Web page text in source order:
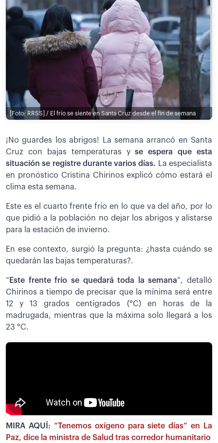
[Foto: RRSS] / El frío se siente en Santa Cruz desde el fin de semana
¡No guardes los abrigos! La semana arrancó en Santa
Cruz con bajas temperaturas yse espera que esta
situación se registre durante varios días. La especialista
en pronóstico Cristina Chirinos explicó cómo estará el
clima esta semana.
Este es el cuarto frente frío en lo que va del año, por lo
que pidió a la población no dejar los abrigos y alistarse
para la estación de invierno.
En ese contexto, surgió la pregunta: ¿hasta cuándo se
quedarán las bajas temperaturas?.
“ Este frente frío se quedará toda la semana”, detalló
Chirinos a tiempo de precisar que la mínima será entre
12 y 13 grados centígrados (°C) en horas de la
madrugada, mientras que la máxima solo llegará a los
23 °C.
MIRA AQUÍ: “Tenemos oxígeno para siete días” en La
Paz, dice la ministra de Salud tras corredor humanitario